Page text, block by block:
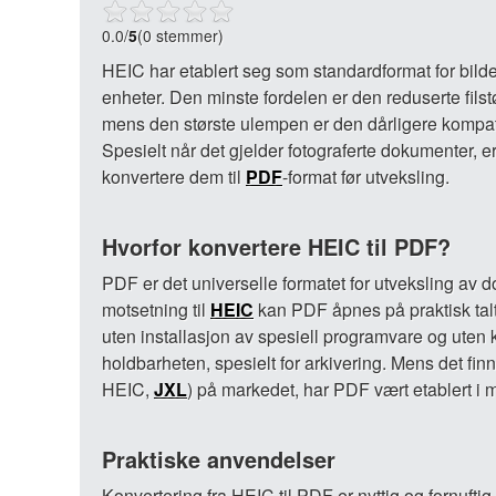
0.0/5(0 stemmer)
HEIC har etablert seg som standardformat for
enheter. Den minste fordelen er den reduserte
mens den største ulempen er den dårligere
Spesielt når det gjelder fotograferte dokumenter,
konvertere dem til PDF-format før utveksling.
Hvorfor konvertere HEIC til PDF?
PDF er det universelle formatet for utveksling av
motsetning til HEIC kan PDF åpnes på praktisk
uten installasjon av spesiell programvare og
holdbarheten, spesielt for arkivering. Mens det
HEIC, JXL) på markedet, har PDF vært etablert i
Praktiske anvendelser